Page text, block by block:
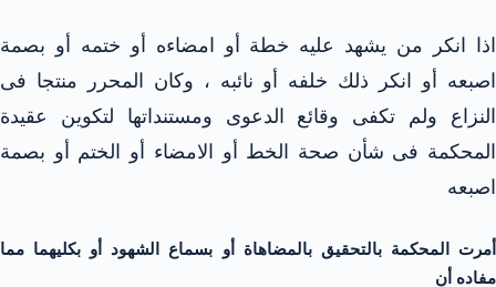
اذا انكر من يشهد عليه خطة أو امضاءه أو ختمه أو بصمة
اصبعه أو انكر ذلك خلفه أو نائبه ، وكان المحرر منتجا فى
النزاع ولم تكفى وقائع الدعوى ومستنداتها لتكوين عقيدة
المحكمة فى شأن صحة الخط أو الامضاء أو الختم أو بصمة
اصبعه
أمرت المحكمة بالتحقيق بالمضاهاة أو بسماع الشهود أو بكليهما مما
مفاده أن